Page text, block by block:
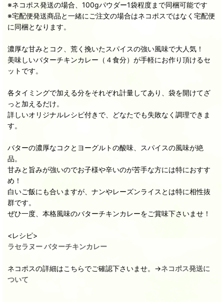
※ネコポス発送の場合、100gパウダー1袋程度まで同梱可能です
※宅配便発送商品と一緒にご注文の場合はネコポスではなく宅配便
に同梱となります。
濃厚な甘みとコク、荒く挽いたスパイスの強い風味で大人気！
美味しいバターチキンカレー（４食分）が手軽にお作り頂けるセ
ットです。
各タイミングで加える分をそれぞれ計量してあり、袋を開けてざ
っと加えるだけ。
詳しいオリジナルレシピ付きで、どなたでも失敗なく調理できま
す。
バターの濃厚なコクとヨーグルトの酸味、スパイスの風味が絶
品。
甘みと旨みが強いのでお子様や辛いのが苦手な方には特におすす
め！
白いご飯にも合いますが、ナンやレーズンライスとは特に相性抜
群です。
ぜひ一度、本格風味のバターチキンカレーをご賞味下さいませ！
<レシピ>
ラセラヌー バターチキンカレー
ネコポスの詳細はこちらでご確認下さいませ。→ネコポス発送に
ついて